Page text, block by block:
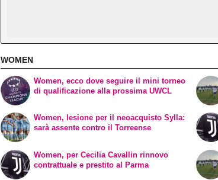
WOMEN
Women, ecco dove seguire il mini torneo
di qualificazione alla prossima UWCL
Women, lesione per il neoacquisto Sylla:
sarà assente contro il Torreense
Women, per Cecilia Cavallin rinnovo
contrattuale e prestito al Parma